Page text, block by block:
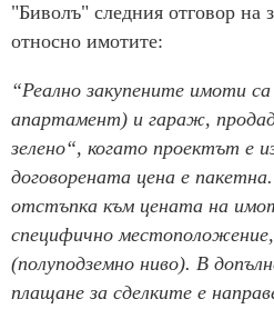
"Биволъ" следния отговор на
относно имотите:
“Реално закупените имоти
апартамент) и гараж,
зелено“, когато проектът е
договорената цена е
отстъпка към цената на
специфично
(полуподземно ниво). В
плащане за сделките е